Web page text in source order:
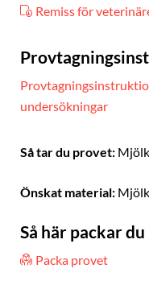
Remiss för
undersökningar
Så tar du provet:
Önskat material: Mjölk
Så här packar du
Packa provet